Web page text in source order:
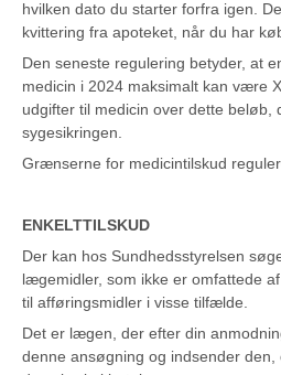
hvilken dato du starter forfra igen.
kvittering fra apoteket, når du har
Den seneste regulering betyder, at
medicin i 2024 maksimalt kan være
udgifter til medicin over dette beløb,
sygesikringen.
Grænserne for medicintilskud
ENKELTTILSKUD
Der kan hos Sundhedsstyrelsen
lægemidler, som ikke er omfattede
til afføringsmidler i visse tilfælde.
Det er lægen, der efter din
denne ansøgning og indsender den,